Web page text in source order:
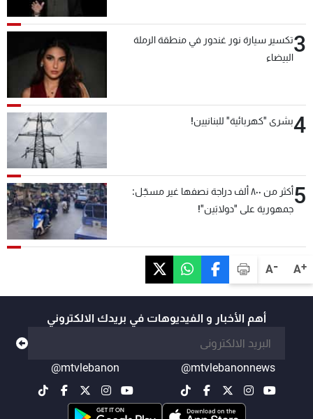
A+
A-
3تكسير سيارة نور غندور في منطقة الرملة
البيضاء
4بشرى "كهربائية" للبنانيين!
5
أكثر من ٨٠٠ ألف دراجة نصفها غير مسجّل:
جمهورية على "دولابَين"!
أهم الأخبار و الفيديوهات في بريدك الالكتروني
@mtvlebanonnews
@mtvlebanon